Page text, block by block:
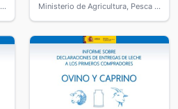
Ministerio de Agricultura, Pesca y Alimentación
Ministerio de Agricultura, Pesca y Alimentación